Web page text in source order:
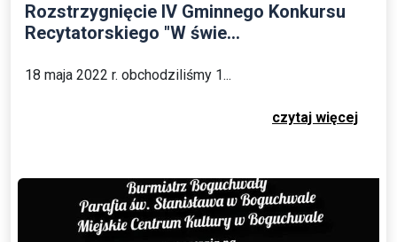
Rozstrzygnięcie IV Gminnego Konkursu
Recytatorskiego "W świe...
18 maja 2022 r. obchodziliśmy 1...
czytaj więcej